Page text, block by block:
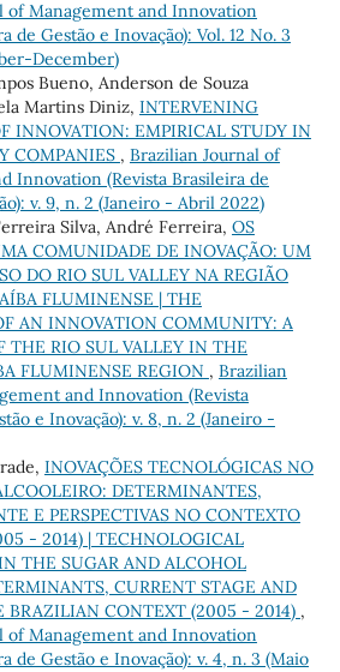
of Management and Innovation
de Gestão e Inovação): Vol. 12 No. 3
December)
Bueno, Anderson de Souza
Martins Diniz, INTERVENING
INNOVATION: EMPIRICAL STUDY IN
COMPANIES , Brazilian Journal of
Innovation (Revista Brasileira de
v. 9, n. 2 (Janeiro - Abril 2022)
Silva, André Ferreira, OS
COMUNIDADE DE INOVAÇÃO: UM
DO RIO SUL VALLEY NA REGIÃO
FLUMINENSE | THE
AN INNOVATION COMMUNITY: A
THE RIO SUL VALLEY IN THE
FLUMINENSE REGION , Brazilian
and Innovation (Revista
e Inovação): v. 8, n. 2 (Janeiro -
INOVAÇÕES TECNOLÓGICAS NO
DETERMINANTES,
E PERSPECTIVAS NO CONTEXTO
- 2014) | TECHNOLOGICAL
THE SUGAR AND ALCOHOL
CURRENT STAGE AND
BRAZILIAN CONTEXT (2005 - 2014) ,
of Management and Innovation
de Gestão e Inovação): v. 4, n. 3 (Maio